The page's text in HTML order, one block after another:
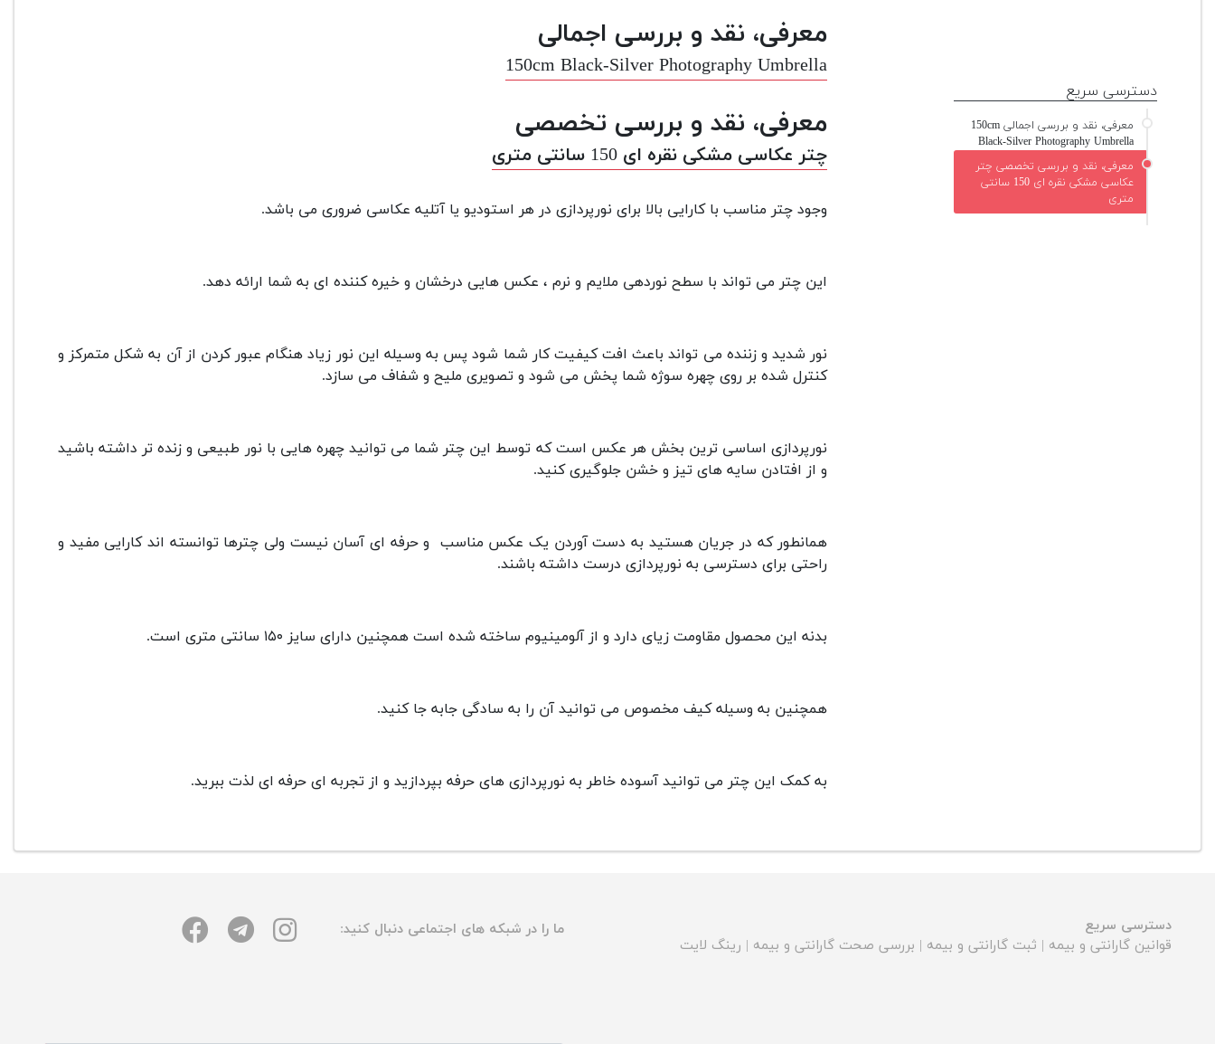
معرفی، نقد و بررسی اجمالی
150cm Black-Silver Photography Umbrella
معرفی، نقد و بررسی تخصصی
چتر عکاسی مشکی نقره ای 150 سانتی متری
وجود چتر مناسب با کارایی بالا برای نورپردازی در هر استودیو یا آتلیه عکاسی ضروری می باشد.
این چتر می تواند با سطح نوردهی ملایم و نرم ، عکس هایی درخشان و خیره کننده ای به شما ارائه دهد.
نور شدید و زننده می تواند باعث افت کیفیت کار شما شود پس به وسیله این نور زیاد هنگام عبور کردن از آن به شکل متمرکز و
کنترل شده بر روی چهره سوژه شما پخش می شود و تصویری ملیح و شفاف می سازد.
نورپردازی اساسی ترین بخش هر عکس است که توسط این چتر شما می توانید چهره هایی با نور طبیعی و زنده تر داشته باشید
و از افتادن سایه های تیز و خشن جلوگیری کنید.
همانطور که در جریان هستید به دست آوردن یک عکس مناسب و حرفه ای آسان نیست ولی چترها توانسته اند کارایی مفید و
راحتی برای دسترسی به نورپردازی درست داشته باشند.
بدنه این محصول مقاومت زیای دارد و از آلومینیوم ساخته شده است همچنین دارای سایز ۱۵۰ سانتی متری است.
همچنین به وسیله کیف مخصوص می توانید آن را به سادگی جابه جا کنید.
به کمک این چتر می توانید آسوده خاطر به نورپردازی های حرفه بپردازید و از تجربه ای حرفه ای لذت ببرید.
دسترسی سریع
معرفی، نقد و بررسی اجمالی 150cm
Black-Silver Photography Umbrella
معرفی، نقد و بررسی تخصصی چتر
عکاسی مشکی نقره ای 150 سانتی
متری
دسترسی سریع
قوانین گارانتی و بیمه | ثبت گارانتی و بیمه | بررسی صحت گارانتی و بیمه | رینگ لایت
ما را در شبکه های اجتماعی دنبال کنید: